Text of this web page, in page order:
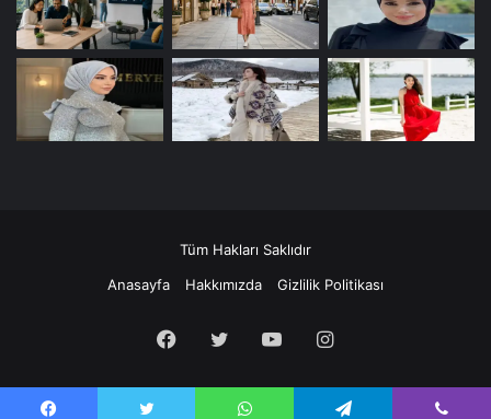
Tüm Hakları Saklıdır
Anasayfa
Hakkımızda Gizlilik Politikası
Facebook
Twitter YouTubeInstagram